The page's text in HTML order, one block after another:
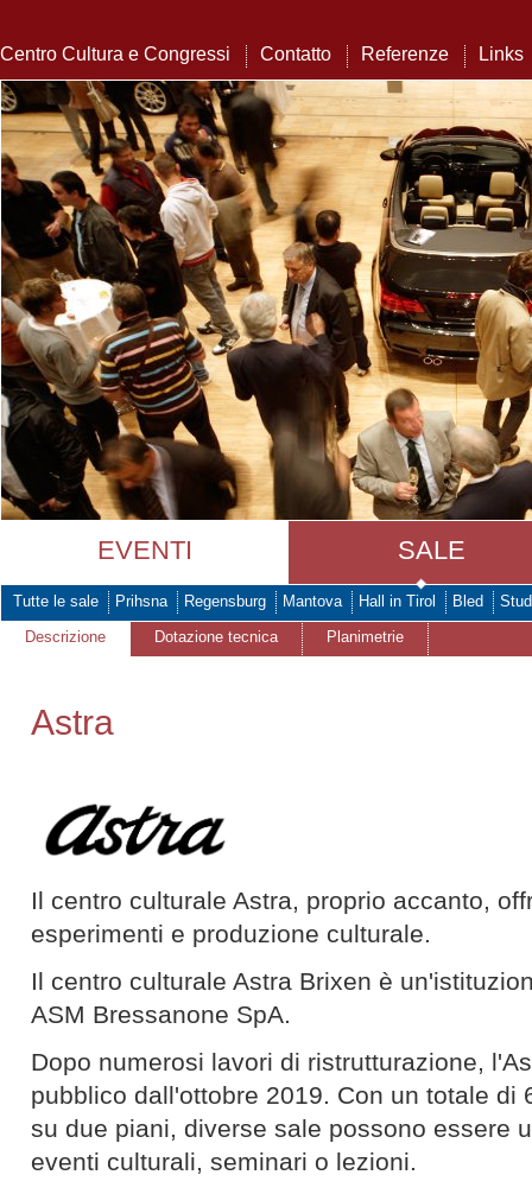
Centro Cultura e Congressi Contatto Referenze Links
EVENTI SALE
Tutte le sale Prihsna Regensburg Mantova Hall in Tirol Bled
Descrizione
Dotazione tecnica Planimetrie
Astra
Il centro culturale Astra, proprio accanto,
esperimenti e produzione culturale.
Il centro culturale Astra Brixen è
ASM Bressanone SpA.
Dopo numerosi lavori di ristrutturazione,
pubblico dall'ottobre 2019. Con un totale di
su due piani, diverse sale possono essere
eventi culturali, seminari o lezioni.